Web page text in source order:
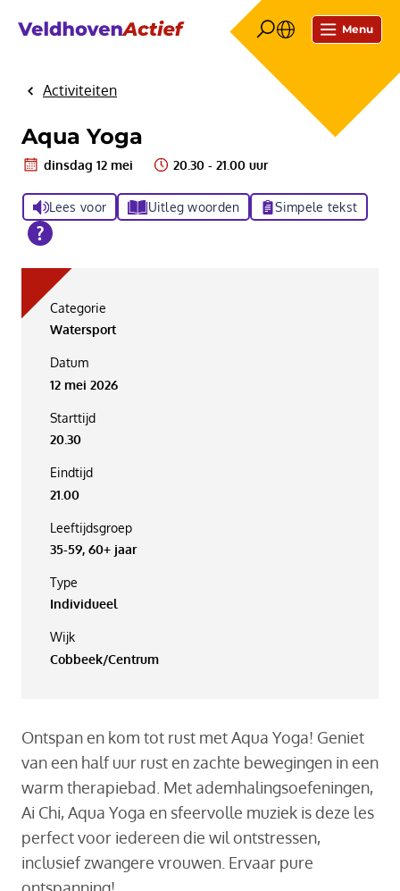
Menu
HomeActiviteiten
Aqua Yoga
dinsdag 12 mei 20.30 - 21.00 uur
Lees voor Uitleg woorden Simpele tekst
Categorie
Watersport
Datum
12 mei 2026
Starttijd
20.30
Eindtijd
21.00
Leeftijdsgroep
35-59, 60+ jaar
Type
Individueel
Wijk
Cobbeek/Centrum
Ontspan en kom tot rust met Aqua Yoga! Geniet
van een half uur rust en zachte bewegingen in een
warm therapiebad. Met ademhalingsoefeningen,
Ai Chi, Aqua Yoga en sfeervolle muziek is deze les
perfect voor iedereen die wil ontstressen,
inclusief zwangere vrouwen. Ervaar pure